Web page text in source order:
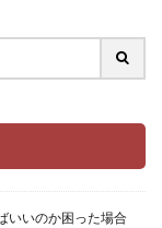
いいのか困った場合